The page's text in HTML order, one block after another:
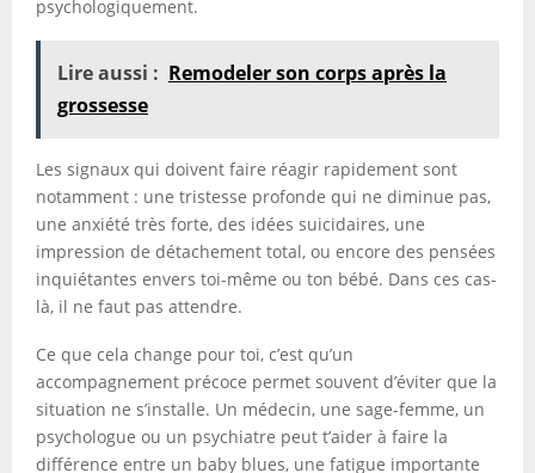
psychologiquement.
Lire aussi : Remodeler son corps après la
grossesse
Les signaux qui doivent faire réagir rapidement sont
notamment : une tristesse profonde qui ne diminue pas,
une anxiété très forte, des idées suicidaires, une
impression de détachement total, ou encore des pensées
inquiétantes envers toi-même ou ton bébé. Dans ces cas-
là, il ne faut pas attendre.
Ce que cela change pour toi, c’est qu’un
accompagnement précoce permet souvent d’éviter que la
situation ne s’installe. Un médecin, une sage-femme, un
psychologue ou un psychiatre peut t’aider à faire la
différence entre un baby blues, une fatigue importante